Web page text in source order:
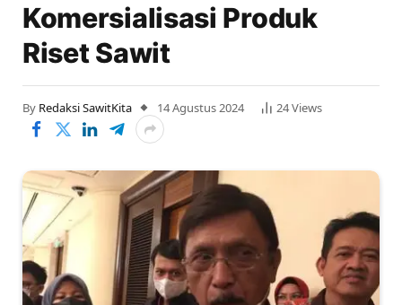
Komersialisasi Produk
Riset Sawit
By Redaksi SawitKita 14 Agustus 2024 24Views